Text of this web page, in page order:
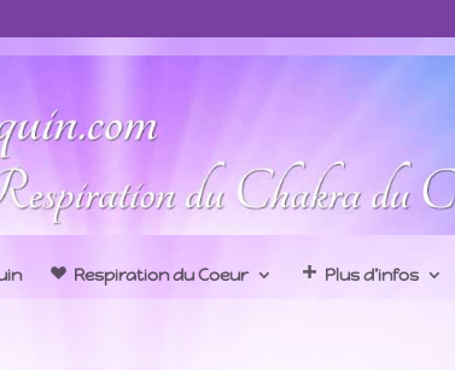
Respiration du Coeur Plus d’infos